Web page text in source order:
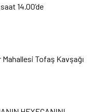
14.00’de
Tofaş Kavşağı